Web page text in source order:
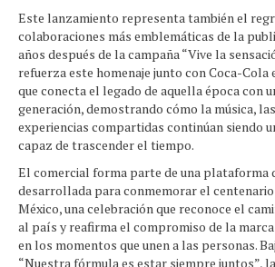
Este lanzamiento representa también el
colaboraciones más emblemáticas de la
años después de la campaña “Vive la
refuerza este homenaje junto con Coca-Cola
que conecta el legado de aquella época con
generación, demostrando cómo la música,
experiencias compartidas continúan siendo
capaz de trascender el tiempo.
El comercial forma parte de una plataforma
desarrollada para conmemorar el centenario
México, una celebración que reconoce el
al país y reafirma el compromiso de la
en los momentos que unen a las personas.
“Nuestra fórmula es estar siempre juntos”,